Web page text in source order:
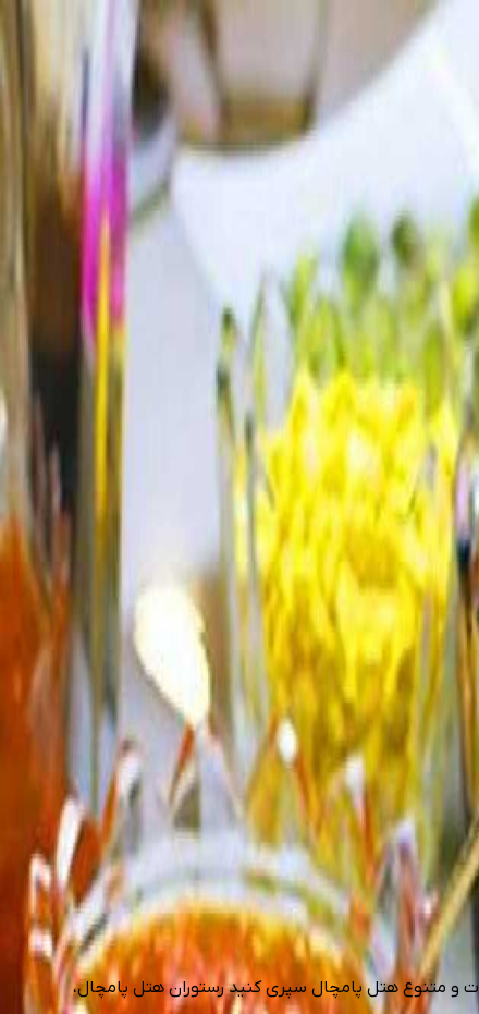
و متنوع هتل پامچال سپری کنید رستوران هتل پامچال،